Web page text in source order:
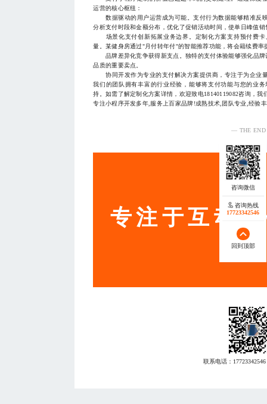
运营的核心枢纽：
数据驱动的用户运营成为可能。支付行为数据能够精准反
分析支付时段和金额分布，优化了促销活动时间，使单日峰值销
场景化支付创新拓展业务边界。定制化方案支持预付费卡
量。某健身房通过"月付转年付"的智能推荐功能，将会籍续费率
品牌差异化竞争获得新支点。独特的支付体验能够强化品牌
品质的重要卖点。
协同开发作为专业的支付解决方案提供商，专注于为企业
我们的团队拥有丰富的行业经验，能够将支付功能与您的业
持。如需了解定制化方案详情，欢迎致电18140119082咨询，
专注小程序开发多年,服务上百家品牌!成熟技术,团队专业,经验
— THE
服务
专注于互动
联系电话： 17723342546
咨询热线
17723342546
回到顶部